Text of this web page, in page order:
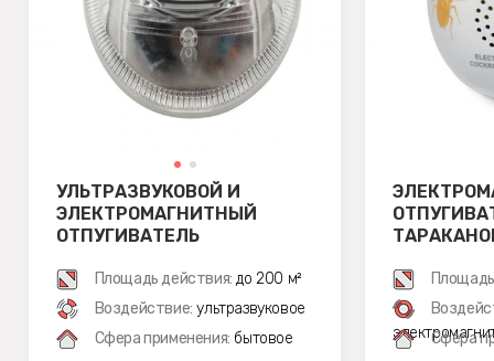
УЛЬТРАЗВУКОВОЙ И
ЭЛЕКТРОМАГНИТНЫЙ
ОТПУГИВАТЕЛЬ
AN-A325Площадь действия: до 200 м²
Воздействие: ультразвуковое
Сфера применения: бытовое Сфера